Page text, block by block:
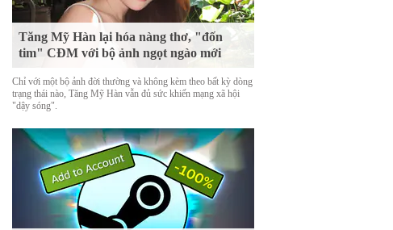
Tăng Mỹ Hàn lại hóa nàng thơ, "đốn
tim" CĐM với bộ ảnh ngọt ngào mới
Chỉ với một bộ ảnh đời thường và không kèm theo bất kỳ dòng
trạng thái nào, Tăng Mỹ Hàn vẫn đủ sức khiến mạng xã hội
"dậy sóng".